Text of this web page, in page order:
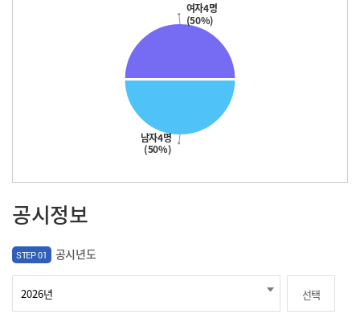
남자4명
(50%)
여자4명
(50%)
공시정보
STEP 01 공시년도
선택